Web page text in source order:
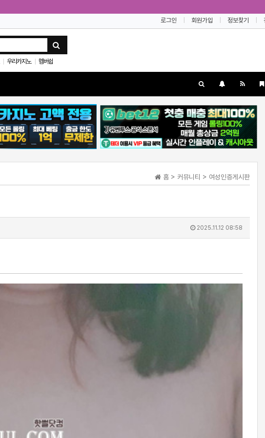
로그인 회원가입 정보찾기
우리카지노 멤버쉽
홈 > 커뮤니티 > 여성인증게시판
2025.11.12 08:58